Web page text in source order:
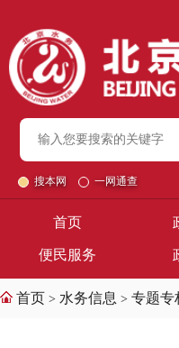
搜本网 一网通查
首页
便民服务
首页 > 水务信息 > 专题专